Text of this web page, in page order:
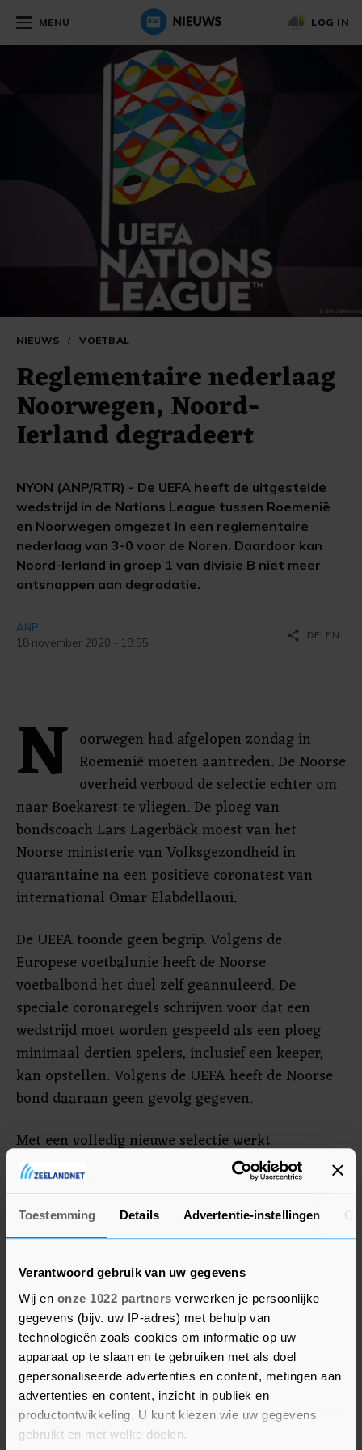
Toestemming Details Advertentie-instellingen
Verantwoord gebruik van uw gegevens
Wij en onze 1022 partners verwerken je persoonlijke
gegevens (bijv. uw IP-adres) met behulp van
technologieën zoals cookies om informatie op uw
apparaat op te slaan en te gebruiken met als doel
gepersonaliseerde advertenties en content, metingen aan
advertenties en content, inzicht in publiek en
productontwikkeling. U kunt kiezen wie uw gegevens
gebruikt en met welke doelen.
MENU LOG IN
NIEUWS / VOETBAL
Reglementaire nederlaag
Noorwegen, Noord-
Ierland degradeert
NYON (ANP/RTR) - De UEFA heeft de uitgestelde
wedstrijd in de Nations League tussen Roemenië
en Noorwegen omgezet in een reglementaire
nederlaag van 3-0 voor de Noren. Daardoor kan
Noord-Ierland in groep 1 van divisie B niet meer
ontsnappen aan degradatie.
ANP
18 november 2020 - 18:55
share DELEN
N oorwegen had afgelopen zondag in
Roemenië moeten aantreden. De Noorse
overheid verbood de selectie echter om
naar Boekarest te vliegen. De ploeg van
bondscoach Lars Lagerbäck moest van het
Noorse ministerie van Volksgezondheid in
quarantaine na een positieve coronatest van
international Omar Elabdellaoui.
De UEFA toonde geen begrip. Volgens de
Europese voetbalunie heeft de Noorse
voetbalbond het duel zelf geannuleerd. De
speciale coronaregels schrijven voor dat een
wedstrijd moet worden gespeeld als een ploeg
minimaal dertien spelers, inclusief een keeper,
kan opstellen. Volgens de UEFA heeft de Noorse
bond daaraan geen gevolg gegeven.
Met een volledig nieuwe selectie werkt
Noorwegen deze woensdagavond in Wenen de
laatste groepswedstrijd tegen Oostenrijk af. Beide
landen maken nog kans op promotie naar divisie
A. Hekkensluiter Noord-Ierland speelt thuis